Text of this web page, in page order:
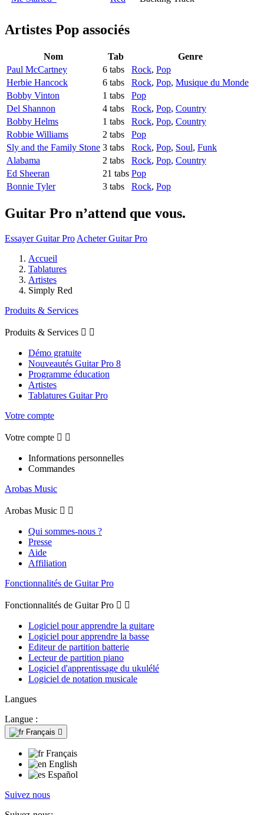
Artistes Pop associés
Nom Tab
Genre
Paul McCartney
6 tabs Rock, Pop
Herbie Hancock
6 tabs Rock, Pop, Musique du Monde
Bobby Vinton
1 tabs
Pop
Del Shannon
4 tabs Rock, Pop, Country
Bobby Helms
1 tabs Rock, Pop, Country
Robbie Williams
2 tabs
Pop
Sly and the Family Stone 3 tabs Rock, Pop, Soul, Funk
Alabama
2 tabs Rock, Pop, Country
Ed Sheeran
21 tabs Pop
Bonnie Tyler
3 tabs Rock, Pop
Guitar Pro n’attend que vous.
Essayer Guitar Pro Acheter Guitar Pro
Accueil
Tablatures
Artistes
Simply Red
Produits & Services
Produits & Services  
Démo gratuite
Nouveautés Guitar Pro 8
Programme éducation
Artistes
Tablatures Guitar Pro
Votre compte
Votre compte  
Informations personnelles
Commandes
Arobas Music
Arobas Music  
Qui sommes-nous ?
Presse
Aide
Affiliation
Fonctionnalités de Guitar Pro
Fonctionnalités de Guitar Pro  
Logiciel pour apprendre la guitare
Logiciel pour apprendre la basse
Editeur de partition batterie
Lecteur de partition piano
Logiciel d'apprentissage du ukulélé
Logiciel de notation musicale
Langues
Langue :
Français 
Français
English
Español
Suivez nous